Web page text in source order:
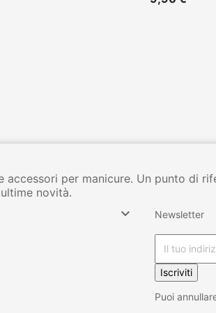
accessori per manicure. Un punto di
novità.
 Newsletter
Iscriviti
Puoi